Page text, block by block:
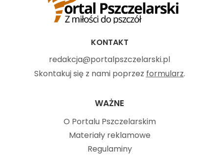
KONTAKT
redakcja@portalpszczelarski.pl
Skontakuj się z nami poprzez formularz.
WAŻNE
O Portalu Pszczelarskim
Materiały reklamowe
Regulaminy